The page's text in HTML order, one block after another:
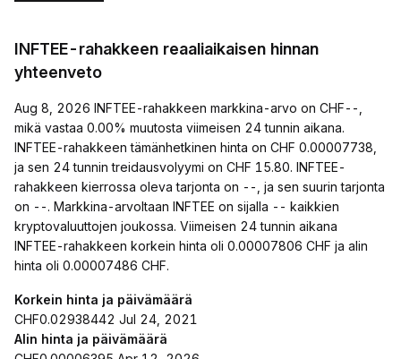
INFTEE-rahakkeen reaaliaikaisen hinnan
yhteenveto
Aug 8, 2026 INFTEE-rahakkeen markkina-arvo on CHF--,
mikä vastaa 0.00% muutosta viimeisen 24 tunnin aikana.
INFTEE-rahakkeen tämänhetkinen hinta on CHF 0.00007738,
ja sen 24 tunnin treidausvolyymi on CHF 15.80. INFTEE-
rahakkeen kierrossa oleva tarjonta on --, ja sen suurin tarjonta
on --. Markkina-arvoltaan INFTEE on sijalla -- kaikkien
kryptovaluuttojen joukossa. Viimeisen 24 tunnin aikana
INFTEE-rahakkeen korkein hinta oli 0.00007806 CHF ja alin
hinta oli 0.00007486 CHF.
Korkein hinta ja päivämäärä
CHF0.02938442 Jul 24, 2021
Alin hinta ja päivämäärä